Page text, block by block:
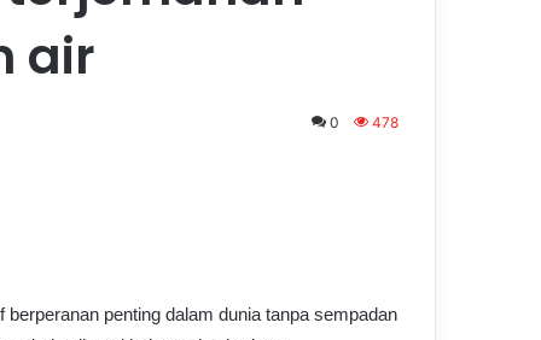
air
0 478
penting dalam dunia tanpa sempadan